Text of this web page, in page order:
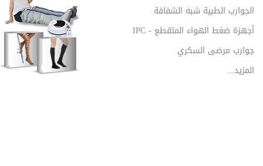
الجوارب الطبية شبه الشفافة
أجهزة ضغط الهواء المتقطع - IPC
جوارب مرضى السكري
المزيد...